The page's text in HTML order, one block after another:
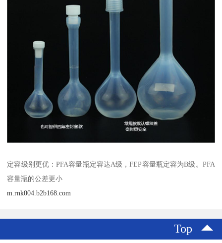
定容级别更优：PFA容量瓶定容达A级，FEP容量瓶定容为B级。PFA
容量瓶的公差更小
m.rnk004.b2b168.com
Top